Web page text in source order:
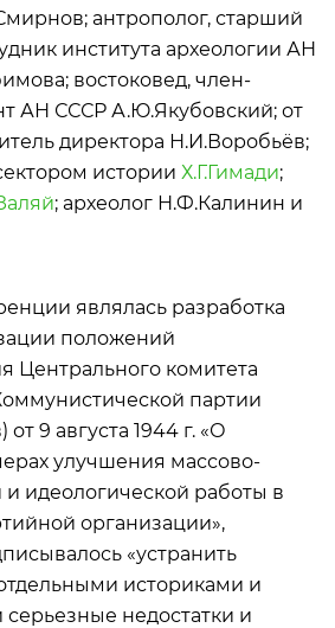
антрополог, старший
института археологии АН
востоковед, член-
АН СССР А.Ю.Якубовский; от
директора Н.И.Воробьёв;
истории Х.Г.Гимади;
; археолог Н.Ф.Калинин и
являлась разработка
положений
Центрального комитета
партии
9 августа 1944 г. «О
улучшения массово-
и идеологической работы в
организации»,
«устранить
историками и
недостатки и